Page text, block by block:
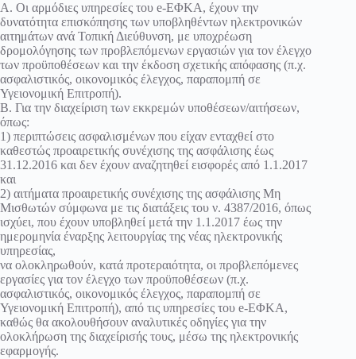
Α. Οι αρμόδιες υπηρεσίες του e-ΕΦΚΑ, έχουν την
δυνατότητα επισκόπησης των υποβληθέντων ηλεκτρονικών
αιτημάτων ανά Τοπική Διεύθυνση, με υποχρέωση
δρομολόγησης των προβλεπόμενων εργασιών για τον έλεγχο
των προϋποθέσεων και την έκδοση σχετικής απόφασης (π.χ.
ασφαλιστικός, οικονομικός έλεγχος, παραπομπή σε
Υγειονομική Επιτροπή).
Β. Για την διαχείριση των εκκρεμών υποθέσεων/αιτήσεων,
όπως:
1) περιπτώσεις ασφαλισμένων που είχαν ενταχθεί στο
καθεστώς προαιρετικής συνέχισης της ασφάλισης έως
31.12.2016 και δεν έχουν αναζητηθεί εισφορές από 1.1.2017
και
2) αιτήματα προαιρετικής συνέχισης της ασφάλισης Μη
Μισθωτών σύμφωνα με τις διατάξεις του ν. 4387/2016, όπως
ισχύει, που έχουν υποβληθεί μετά την 1.1.2017 έως την
ημερομηνία έναρξης λειτουργίας της νέας ηλεκτρονικής
υπηρεσίας,
να ολοκληρωθούν, κατά προτεραιότητα, οι προβλεπόμενες
εργασίες για τον έλεγχο των προϋποθέσεων (π.χ.
ασφαλιστικός, οικονομικός έλεγχος, παραπομπή σε
Υγειονομική Επιτροπή), από τις υπηρεσίες του e-ΕΦΚΑ,
καθώς θα ακολουθήσουν αναλυτικές οδηγίες για την
ολοκλήρωση της διαχείρισής τους, μέσω της ηλεκτρονικής
εφαρμογής.